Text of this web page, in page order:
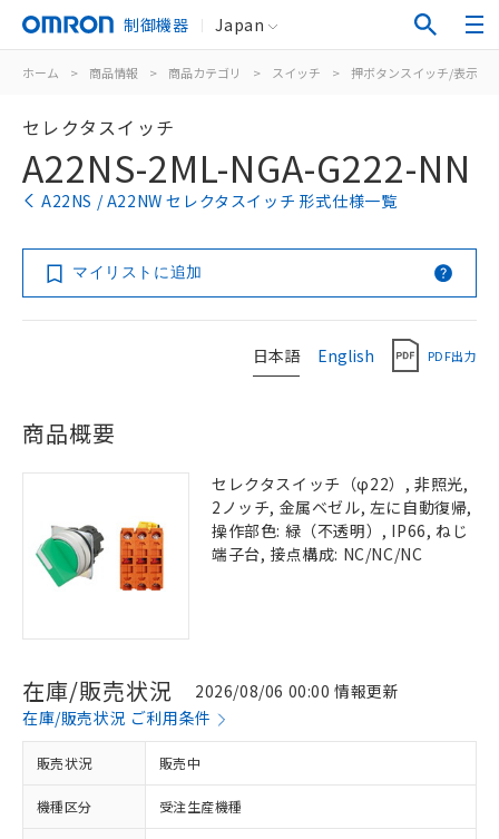
制御機器 Japan
ホーム > 商品情報 > 商品カテゴリ > スイッチ > 押ボタンスイッチ/表示灯
セレクタスイッチ
A22NS-2ML-NGA-G222-NN
A22NS / A22NW セレクタスイッチ 形式仕様一覧
マイリストに追加
日本語 English PDF出力
商品概要
セレクタスイッチ（φ22）, 非照光,
2ノッチ, 金属ベゼル, 左に自動復帰,
操作部色: 緑（不透明）, IP66, ねじ
端子台, 接点構成: NC/NC/NC
在庫/販売状況
2026/08/06 00:00 情報更新
在庫/販売状況 ご利用条件
販売状況 販売中
機種区分 受注生産機種